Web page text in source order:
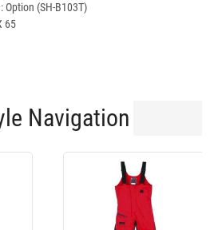
Option (SH-B103T)
65
Navigation